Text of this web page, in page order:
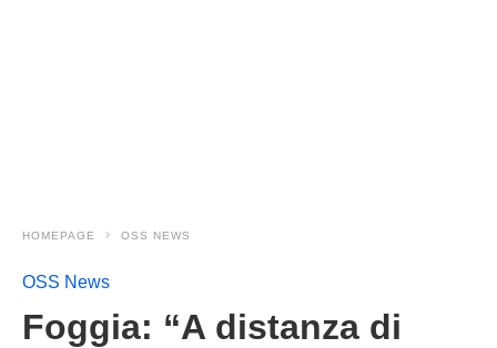
HOMEPAGE OSS NEWS
OSS News
Foggia: “A distanza di